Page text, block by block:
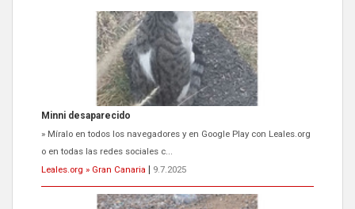
Minni desaparecido
» Míralo en todos los navegadores y en Google Play con Leales.org
o en todas las redes sociales c...
Leales.org » Gran Canaria
9.7.2025